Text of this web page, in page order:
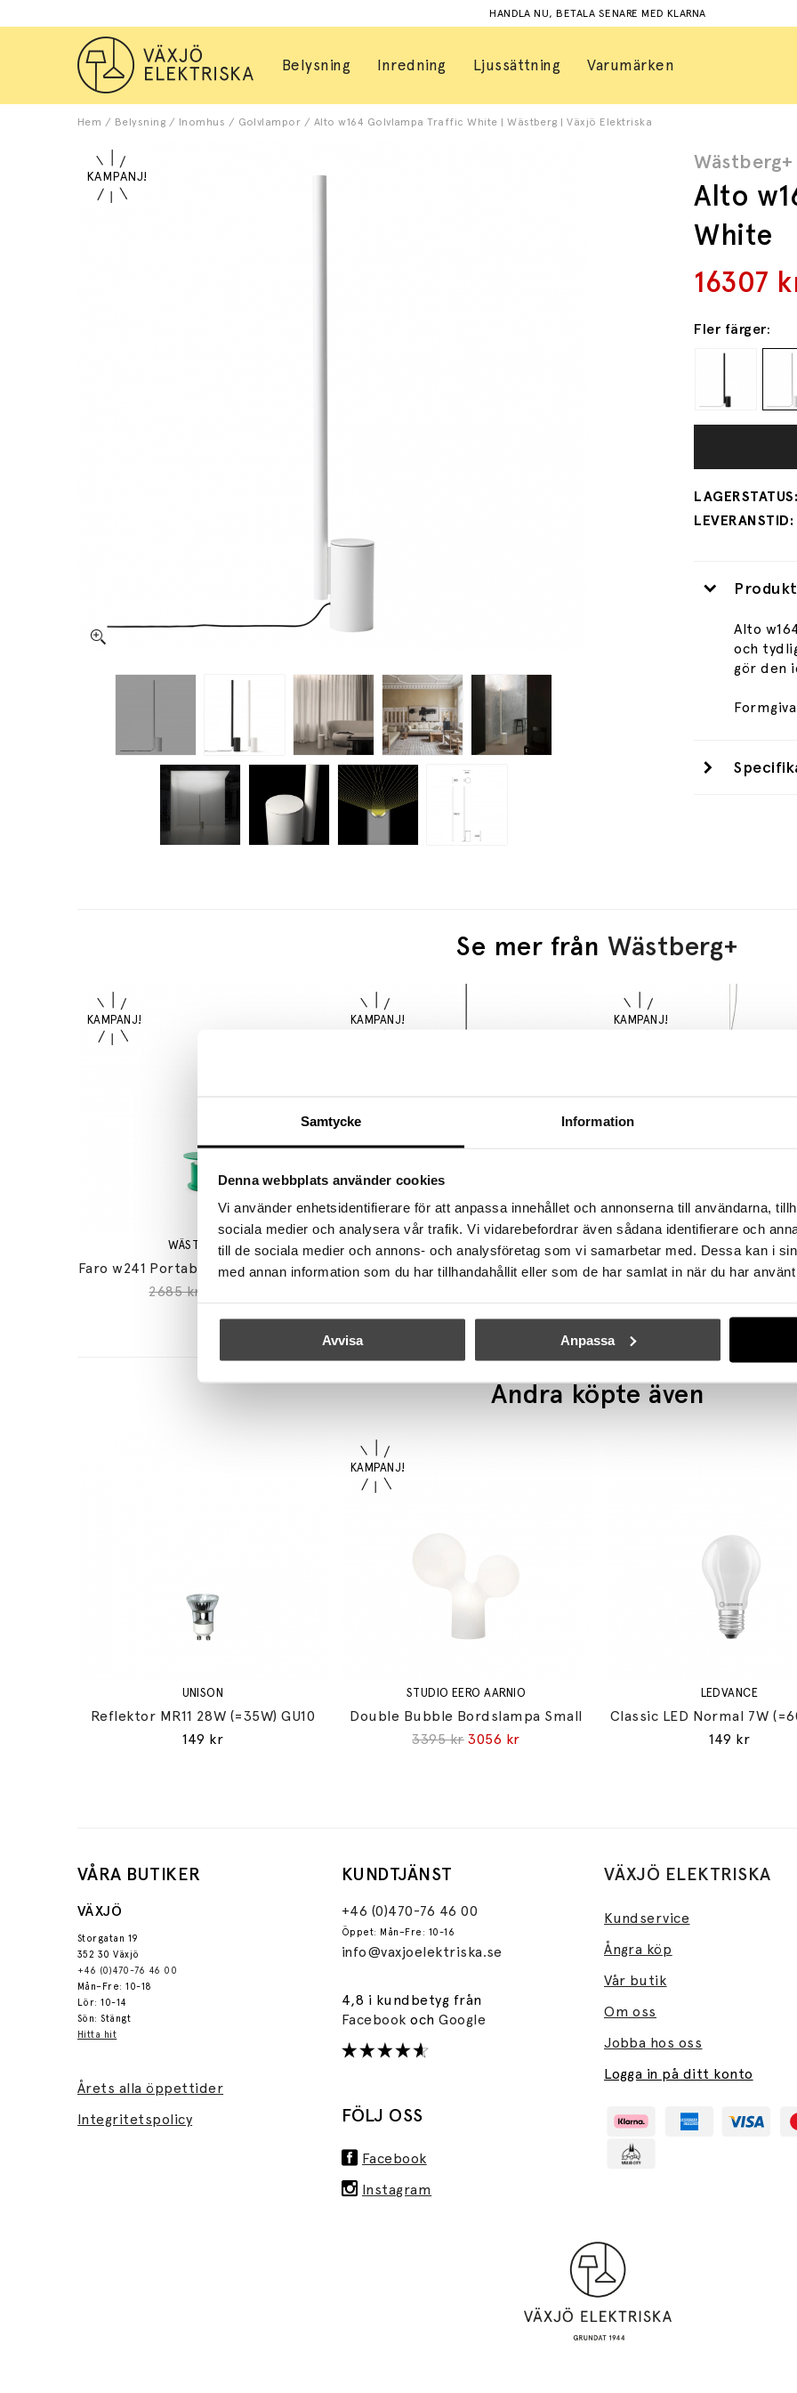
Samtycke Information
Denna webbplats använder cookies
Vi använder enhetsidentifierare för att anpassa innehållet och annonserna till användarna,
sociala medier och analysera vår trafik. Vi vidarebefordrar även sådana identifierare och
till de sociala medier och annons- och analysföretag som vi samarbetar med. Dessa kan i
med annan information som du har tillhandahållit eller som de har samlat in när du har
Avvisa Anpassa
HANDLA NU, BETALA SENARE MED KLARNA
Belysning Inredning Ljussättning Varumärken
Hem / Belysning / Inomhus / Golvlampor / Alto w164 Golvlampa Traffic White | Wästberg | Växjö Elektriska
Wästberg+
Alto
White
16307
Fler färger:
Alto
och
gör den
Se mer frånWästberg+
WÄSTBERG+
Faro w241 Portable Bordslampa Traffic Green
2685 kr
WÄSTBERG+
Extra Small Pendant w201 s1 Pendel Raw
WÄSTBERG+
Halo w202 s4 Pendel
Andra köpte även
UNISON
Reflektor MR11 28W (=35W) GU10
149 kr
STUDIO EERO AARNIO
Double Bubble Bordslampa Small
3395 kr 3056 kr
LEDVANCE
Classic LED Normal 7W
149 kr
VÅRA BUTIKER
VÄXJÖ
Storgatan 19
352 30 Växjö
+46 (0)470-76 46 00
Mån–Fre: 10-18
Lör: 10-14
Sön: Stängt
Hitta hit
Årets alla öppettider
Integritetspolicy
KUNDTJÄNST
+46 (0)470-76 46 00
Öppet: Mån–Fre: 10-16
info@vaxjoelektriska.se
4,8 i kundbetyg från
FacebookochGoogle
VÄXJÖ ELEKTRISKA
Kundservice
Ångra köp
Vår butik
Om oss
Jobba hos oss
Logga in på ditt konto
FÖLJ OSS
Facebook
Instagram